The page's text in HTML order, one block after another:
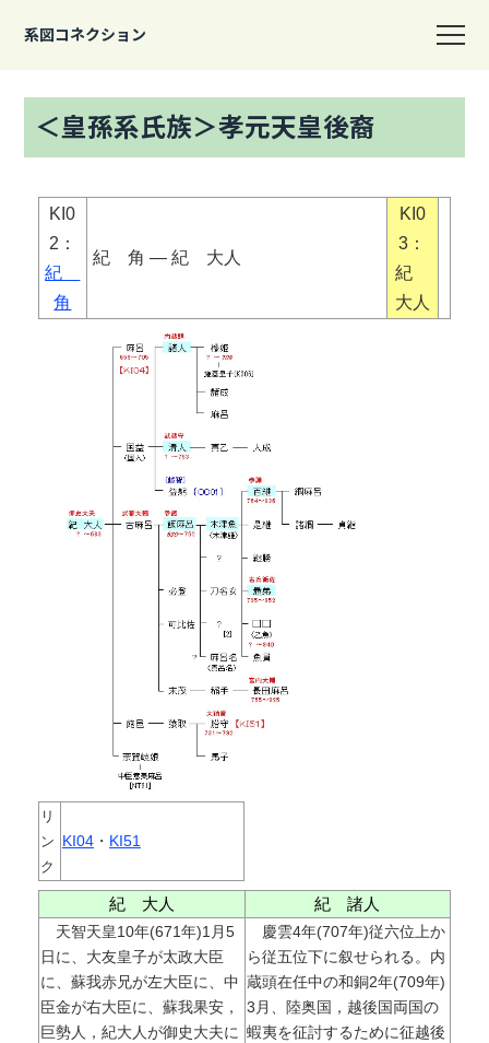
系図コネクション
＜皇孫系氏族＞孝元天皇後裔
KI0
2：
紀
角
紀 角 ― 紀 大人
KI0
3：
紀
大人
リ
ン
ク
KI04・ KI51
紀 大人
紀 諸人
天智天皇10年(671年)1月5
日に、大友皇子が太政大臣
に、蘇我赤兄が左大臣に、中
臣金が右大臣に、蘇我果安，
巨勢人，紀大人が御史大夫に
慶雲4年(707年)従六位上か
ら従五位下に叙せられる。内
蔵頭在任中の和銅2年(709年)
3月、陸奥国，越後国両国の
蝦夷を征討するために征越後